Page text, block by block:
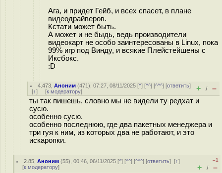
Ага, и придет Гейб, и всех спасет, в плане
видеодрайверов.
Кстати может быть.
А может и не быдь, ведь производители
видеокарт не особо заинтересованы в Linux, пока
99% игр под Винду, и всякие Плейстейшены с
Иксбокс.
:D
4.473 ,Аноним (471), 07:27, 08/11/2025 [^] [^^] [^^^] [ответить]
[↑] [к модератору] + / –
ты так пишешь, словно мы не видели ту редхат и
сусю.
особенно сусю.
особенно последнюю, где два пакетных менеджера и
три гуя к ним, из которых два не работают, и это
искаропки.
2.85 ,Аноним (55), 00:46, 06/11/2025 [^] [^^] [^^^] [ответить][↑]
[к модератору]
–1
+ / –